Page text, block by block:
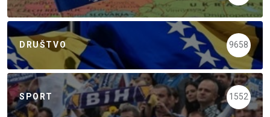
DRUŠTVO 9658
SPORT 1552